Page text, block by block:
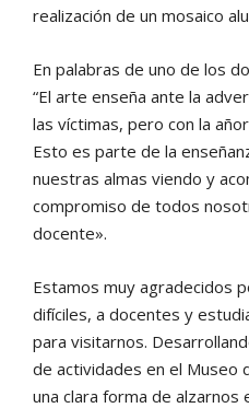
realización de un mosaico
En palabras de uno de los
“El arte enseña ante la
las víctimas, pero con la
Esto es parte de la
nuestras almas viendo y
compromiso de todos
docente».
Estamos muy agradecidos
difíciles, a docentes y
para visitarnos.
de actividades en el Museo
una clara forma de alzarnos